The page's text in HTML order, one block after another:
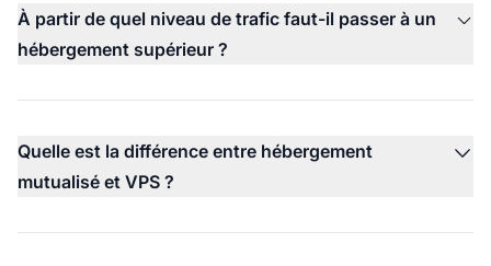
À partir de quel niveau de trafic faut-il passer à un
hébergement supérieur ?
Quelle est la différence entre hébergement
mutualisé et VPS ?